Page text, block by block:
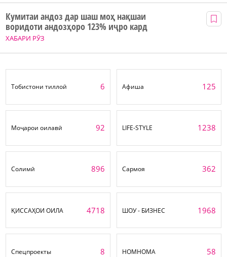
ХАБАРИ РӮЗ
Кумитаи андоз дар шаш моҳ нақшаи
воридоти андозҳоро 123% иҷро кард
Тобистони тиллоӣ 6 Афиша 125
Моҷарои оилавӣ 92 LIFE-STYLE 1238
Солимӣ 896 Сармоя 362
ҚИССАҲОИ ОИЛА 4718 ШОУ - БИЗНЕС 1968
Спецпроекты 8 НОМНОМА 58